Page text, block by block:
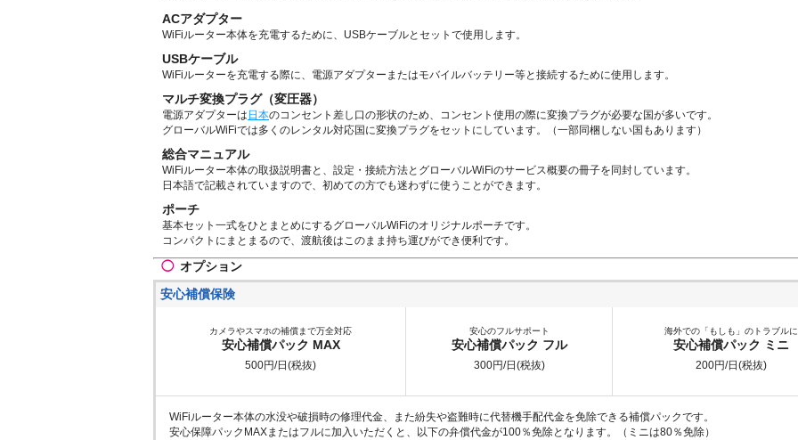
ACアダプター
WiFiルーター本体を充電するために、USBケーブルとセットで使用します。
USBケーブル
WiFiルーターを充電する際に、電源アダプターまたはモバイルバッテリー等と接続するために使用します。
マルチ変換プラグ（変圧器）
電源アダプターは 日本のコンセント差し口の形状のため、コンセント使用の際に変換プラグが必要な国が多いです。
グローバルWiFiでは多くのレンタル対応国に変換プラグをセットにしています。（一部同梱しない国もあります）
総合マニュアル
WiFiルーター本体の取扱説明書と、設定・接続方法とグローバルWiFiのサービス概要の冊子を同封しています。
日本語で記載されていますので、初めての方でも迷わずに使うことができます。
ポーチ
基本セット一式をひとまとめにするグローバルWiFiのオリジナルポーチです。
コンパクトにまとまるので、渡航後はこのまま持ち運びができ便利です。
◯ オプション
安心補償保険
カメラやスマホの補償まで万全対応
安心補償パック MAX
500円/日(税抜)
安心のフルサポート
安心補償パック フル
300円/日(税抜)
海外での「もしも」のトラブルに
安心補償パック ミニ
200円/日(税抜)
WiFiルーター本体の水没や破損時の修理代金、また紛失や盗難時に代替機手配代金を免除できる補償パックです。
安心保障パックMAXまたはフルに加入いただくと、以下の弁償代金が100％免除となります。（ミニは80％免除）